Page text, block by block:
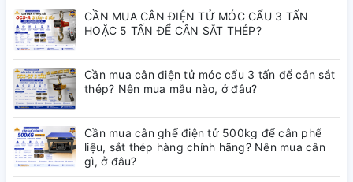
vực nông sản, hải sản, kho lạnh. Thiết
kế chống nước, giúp tăng độ bền và tuổi
thọ khi sử dụng lâu dài.
– Đầu cân hiển thị rõ ràng, chốt số nhanh,
giúp thao tác cân hàng nhanh chóng và
hạn chế sai số.
CẦN MUA CÂN ĐIỆN TỬ MÓC CẨU 3 TẤN
HOẶC 5 TẤN ĐỂ CÂN SẮT THÉP?
Cần mua cân điện tử móc cẩu 3 tấn để cân sắt
thép? Nên mua mẫu nào, ở đâu?
Cần mua cân ghế điện tử 500kg để cân phế
liệu, sắt thép hàng chính hãng? Nên mua cân
gì, ở đâu?